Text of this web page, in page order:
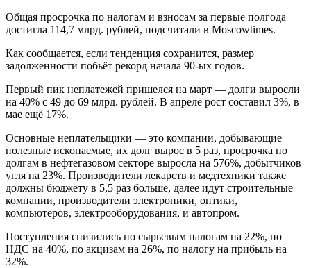
Общая просрочка по налогам и взносам за первые полгода
достигла 114,7 млрд. рублей, подсчитали в Moscowtimes.
Как сообщается, если тенденция сохранится, размер
задолженности побьёт рекорд начала 90-ых годов.
Первый пик неплатежей пришелся на март — долги выросли
на 40% с 49 до 69 млрд. рублей. В апреле рост составил 3%, в
мае ещё 17%.
Основные неплательщики — это компании, добывающие
полезные ископаемые, их долг вырос в 5 раз, просрочка по
долгам в нефтегазовом секторе выросла на 576%, добытчиков
угля на 23%. Производители лекарств и медтехники также
должны бюджету в 5,5 раз больше, далее идут строительные
компании, производители электроники, оптики,
компьютеров, электрооборудования, и автопром.
Поступления снизились по сырьевым налогам на 22%, по
НДС на 40%, по акцизам на 26%, по налогу на прибыль на
32%.